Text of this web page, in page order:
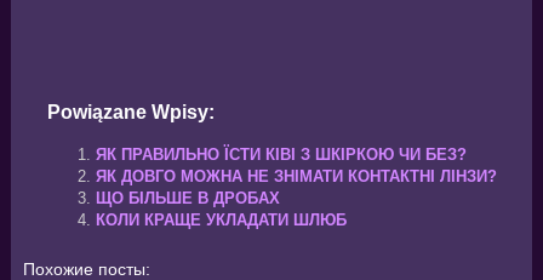
Powiązane Wpisy:
ЯК ПРАВИЛЬНО ЇСТИ КІВІ З ШКІРКОЮ ЧИ БЕЗ?
ЯК ДОВГО МОЖНА НЕ ЗНІМАТИ КОНТАКТНІ ЛІНЗИ?
ЩО БІЛЬШЕ В ДРОБАХ
КОЛИ КРАЩЕ УКЛАДАТИ ШЛЮБ
Похожие посты: